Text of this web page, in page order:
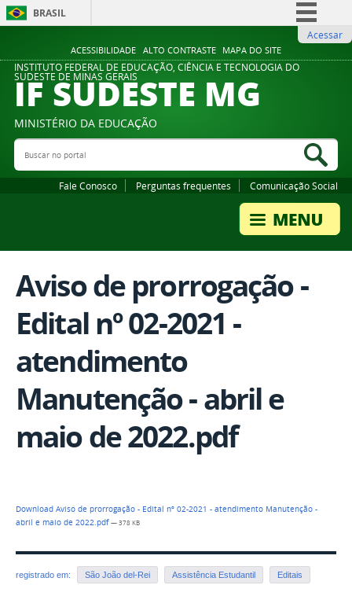
ACESSIBILIDADE ALTO CONTRASTE MAPA DO SITE
BRASIL
Comunica BR
Participe
Legislação
Acessar
INSTITUTO FEDERAL DE EDUCAÇÃO, CIÊNCIA E TECNOLOGIA DO
SUDESTE DE MINAS GERAIS
IF SUDESTE MG
MINISTÉRIO DA EDUCAÇÃO
Buscar no portal
Fale Conosco Perguntas frequentes Comunicação Social
Aviso de prorrogação -
Edital nº 02-2021 -
atendimento
Manutenção - abril e
maio de 2022.pdf
Download Aviso de prorrogação - Edital nº 02-2021 - atendimento Manutenção -
abril e maio de 2022.pdf— 378 KB
registrado em: São João del-Rei Assistência Estudantil Editais